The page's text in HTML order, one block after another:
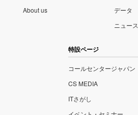
About us
データ
ニュース
特設ページ
コールセンタージャパン
CS MEDIA
ITさがし